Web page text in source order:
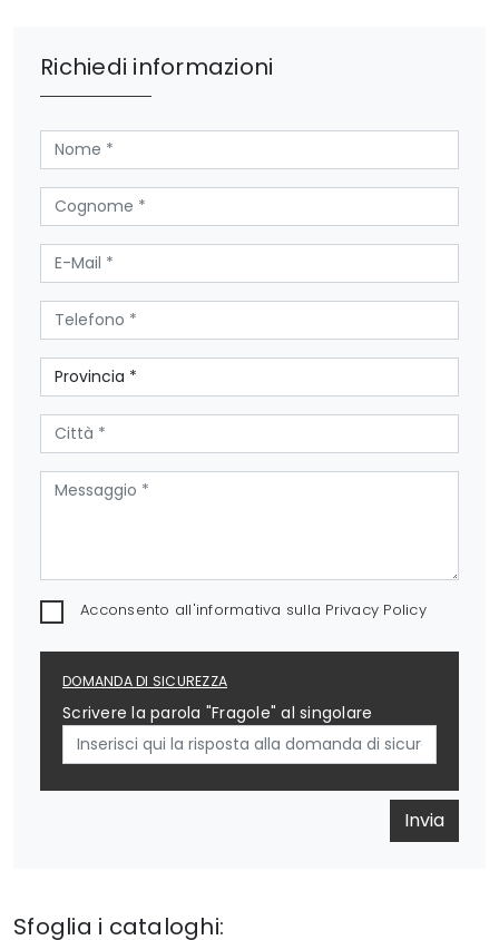
Richiedi informazioni
Acconsento all'informativa sulla Privacy Policy
DOMANDA DI SICUREZZA
Scrivere la parola "Fragole" al singolare
Invia
Sfoglia i cataloghi: